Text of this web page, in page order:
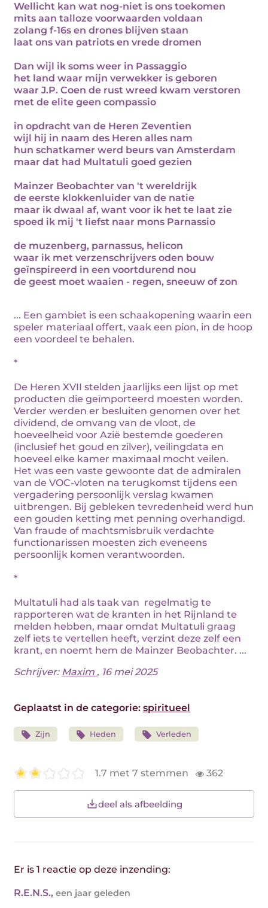
Wellicht kan wat nog-niet is ons toekomen
mits aan talloze voorwaarden voldaan
zolang f-16s en drones blijven staan
laat ons van patriots en vrede dromen
Dan wijl ik soms weer in Passaggio
het land waar mijn verwekker is geboren
waar J.P. Coen de rust wreed kwam verstoren
met de elite geen compassio
in opdracht van de Heren Zeventien
wijl hij in naam des Heren alles nam
hun schatkamer werd beurs van Amsterdam
maar dat had Multatuli goed gezien
Mainzer Beobachter van 't wereldrijk
de eerste klokkenluider van de natie
maar ik dwaal af, want voor ik het te laat zie
spoed ik mij 't liefst naar mons Parnassio
de muzenberg, parnassus, helicon
waar ik met verzenschrijvers oden bouw
geïnspireerd in een voortdurend nou
de geest moet waaien - regen, sneeuw of zon
... Een gambiet is een schaakopening waarin een
speler materiaal offert, vaak een pion, in de hoop
een voordeel te behalen.
*
De Heren XVII stelden jaarlijks een lijst op met
producten die geïmporteerd moesten worden.
Verder werden er besluiten genomen over het
dividend, de omvang van de vloot, de
hoeveelheid voor Azië bestemde goederen
(inclusief het goud en zilver), veilingdata en
hoeveel elke kamer maximaal mocht veilen.
Het was een vaste gewoonte dat de admiralen
van de VOC-vloten na terugkomst tijdens een
vergadering persoonlijk verslag kwamen
uitbrengen. Bij gebleken tevredenheid werd hun
een gouden ketting met penning overhandigd.
Van fraude of machtsmisbruik verdachte
functionarissen moesten zich eveneens
persoonlijk komen verantwoorden.
*
Multatuli had als taak van regelmatig te
rapporteren wat de kranten in het Rijnland te
melden hebben, maar omdat Multatuli graag
zelf iets te vertellen heeft, verzint deze zelf een
krant, en noemt hem de Mainzer Beobachter. ...
Schrijver: Maxim , 16 mei 2025
Geplaatst in de categorie: spiritueel
Zijn Heden Verleden
1.7 met 7 stemmen 362
deel als afbeelding
Er is 1 reactie op deze inzending:
R.E.N.S., een jaar geleden